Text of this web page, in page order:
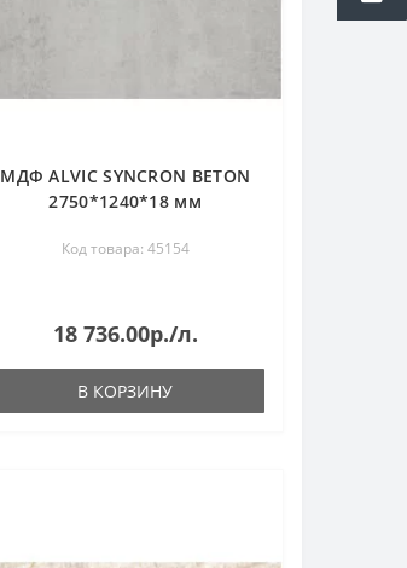
МДФ ALVIC SYNCRON BETON
2750*1240*18 мм
Код товара: 45154
18 736.00р./л.
В КОРЗИНУ